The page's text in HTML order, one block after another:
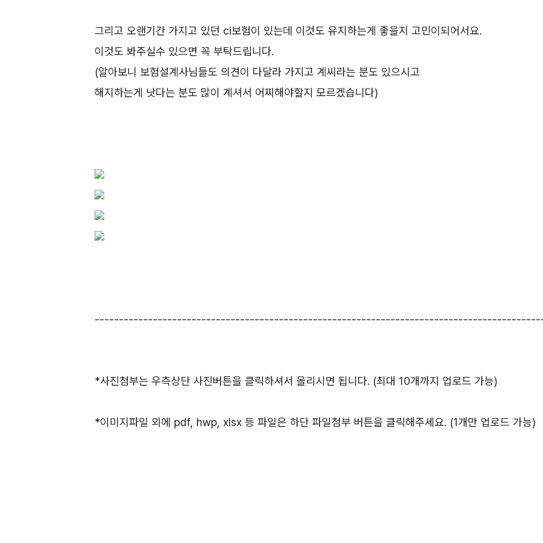
그리고 오랜기간 가지고 있던 ci보험이 있는데 이것도 유지하는게 좋을지 고민이되어서요.
이것도 봐주실수 있으면 꼭 부탁드립니다.
(알아보니 보험설계사님들도 의견이 다달라 가지고 계씨라는 분도 있으시고
해지하는게 낫다는 분도 많이 계셔서 어찌해야할지 모르겠습니다)
*사진첨부는 우측상단 사진버튼을 클릭하셔서 올리시면 됩니다. (최대 10개까지 업로드 가능)
*이미지파일 외에 pdf, hwp, xlsx 등 파일은 하단 파일첨부 버튼을 클릭해주세요. (1개만 업로드 가능)